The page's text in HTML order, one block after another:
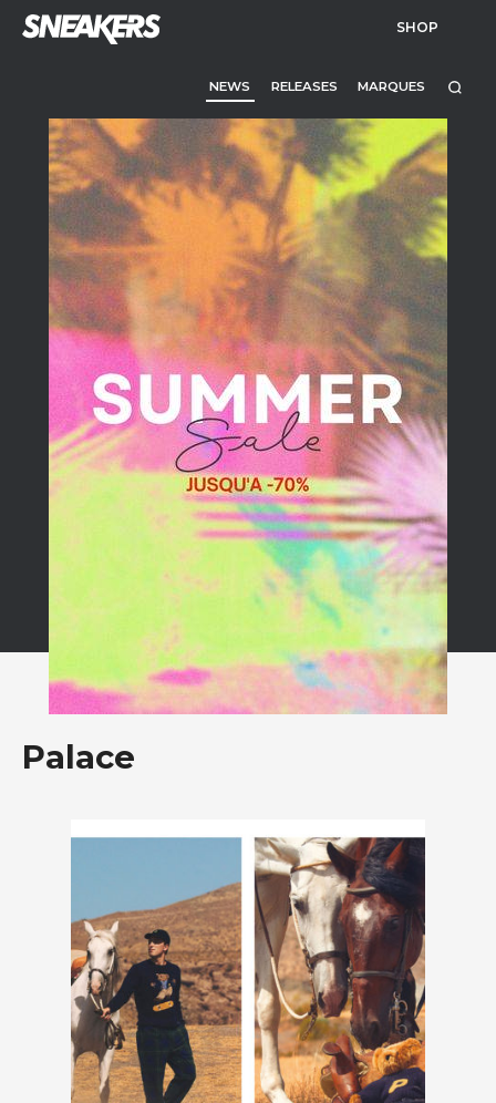
SHOP
NEWS RELEASES MARQUES
Palace